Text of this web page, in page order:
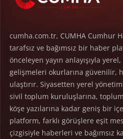
cumha.com.tr, CUMHA Cumhur
tarafsız ve bağımsız bir haber
önceleyen yayın anlayışıyla
gelişmeleri okurlarına güvenilir,
ulaştırır. Siyasetten yerel
sivil toplum kuruluşlarına,
köşe yazılarına kadar geniş bir
platform, farklı görüşlere eşit
çizgisiyle haberleri ve bağımsız